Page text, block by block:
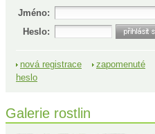
Jméno:
Heslo:
nová registrace
zapomenuté
heslo
Galerie rostlin